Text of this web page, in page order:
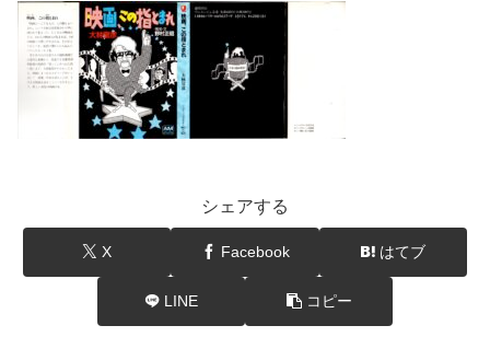
シェアする
X Facebook はてブ
LINE コピー